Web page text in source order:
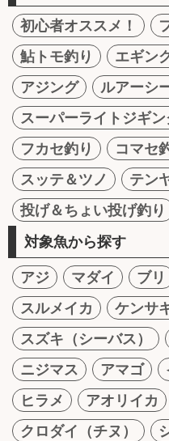
初心者オススメ！
鮎トモ釣り
エギン
アジング
ルアーシ
スーパーライトジギン
フカセ釣り
コマセ
スッテ＆ツノ
テン
投げ＆ちょい投げ釣り
対象魚から探す
アジ マダイ ブリ
スルメイカ
ケンサ
スズキ（シーバス）
ニジマス
アマゴ
ヒラメ
アオリイカ
クロダイ（チヌ）